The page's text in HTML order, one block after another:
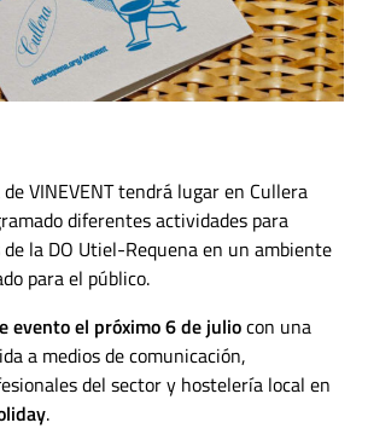
VINEVENT tendrá lugar en Cullera
diferentes actividades para
la DO Utiel-Requena en un ambiente
para el público.
evento el próximo 6 de juliocon una
a medios de comunicación,
del sector y hostelería local en
.